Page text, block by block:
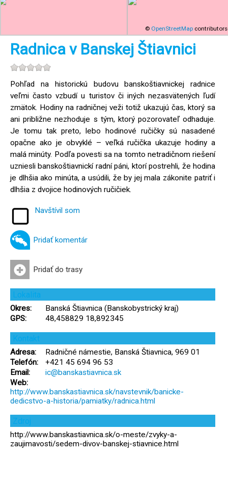
© OpenStreetMap contributors
Radnica v Banskej Štiavnici
Pohľad na historickú budovu banskoštiavnickej radnice
veľmi často vzbudí u turistov či iných nezasvätených ľudí
zmätok. Hodiny na radničnej veži totiž ukazujú čas, ktorý sa
ani približne nezhoduje s tým, ktorý pozorovateľ odhaduje.
Je tomu tak preto, lebo hodinové ručičky sú nasadené
opačne ako je obvyklé – veľká ručička ukazuje hodiny a
malá minúty. Podľa povesti sa na tomto netradičnom riešení
uzniesli banskoštiavnickí radní páni, ktorí postrehli, že hodina
je dlhšia ako minúta, a usúdili, že by jej mala zákonite patriť i
dlhšia z dvojice hodinových ručičiek.
Navštívil som
Pridať komentár
Pridať do trasy
Lokalita
Okres:
Banská Štiavnica (Banskobystrický kraj)
GPS:
48,458829 18,892345
Kontakt
Adresa:
Radničné námestie, Banská Štiavnica, 969 01
Telefón:
+421 45 694 96 53
Email:
ic@banskastiavnica.sk
Web:
http://www.banskastiavnica.sk/navstevnik/banicke-
dedicstvo-a-historia/pamiatky/radnica.html
Zdroj
http://www.banskastiavnica.sk/o-meste/zvyky-a-
zaujimavosti/sedem-divov-banskej-stiavnice.html